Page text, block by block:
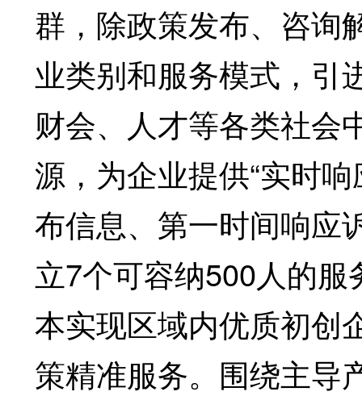
群，除政策发布、咨询
业类别和服务模式，引
财会、人才等各类社会
源，为企业提供“实时
布信息、第一时间响应
立7个可容纳500人的
本实现区域内优质初创
策精准服务。围绕主导